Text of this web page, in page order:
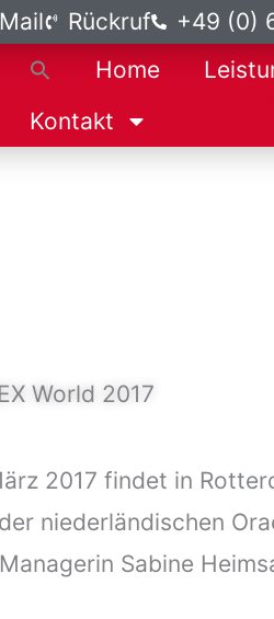
Rückruf
+49 (0)
Home
Kontakt
World 2017
2017 findet in
niederländischen
Sabine